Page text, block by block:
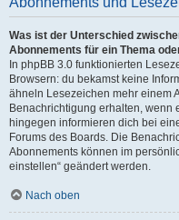
Was ist der Unterschied
Abonnements für ein Thema
In phpBB 3.0 funktionierten
Browsern: du bekamst keine
ähneln Lesezeichen mehr einem
Benachrichtigung erhalten, wenn
hingegen informieren dich bei
Forums des Boards. Die
Abonnements können im
einstellen“ geändert werden.
Nach oben